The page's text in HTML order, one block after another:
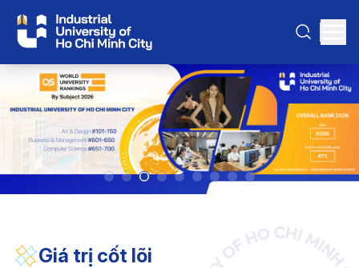
Giá trị cốt lõi